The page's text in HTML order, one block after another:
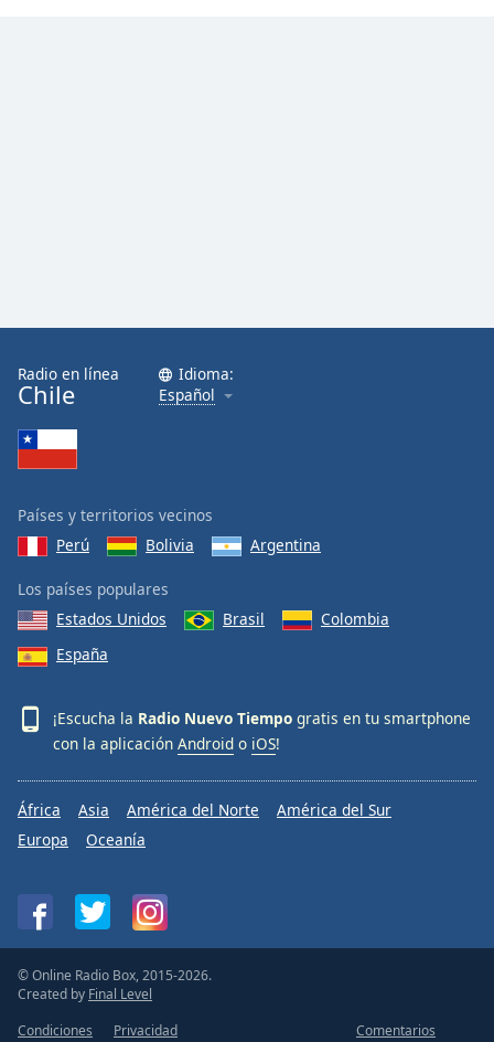
Radio en línea
Chile
Idioma:
Español
Países y territorios vecinos
Perú
Bolivia Argentina
Los países populares
Estados Unidos
Brasil
Colombia
España
¡Escucha la Radio Nuevo Tiempo gratis en tu smartphone
con la aplicación Android o iOS!
África Asia América del Norte
América del Sur
Europa
Oceanía
© Online Radio Box, 2015-2026.
Created by Final Level
Condiciones
Privacidad Comentarios